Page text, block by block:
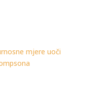
mjere uoči